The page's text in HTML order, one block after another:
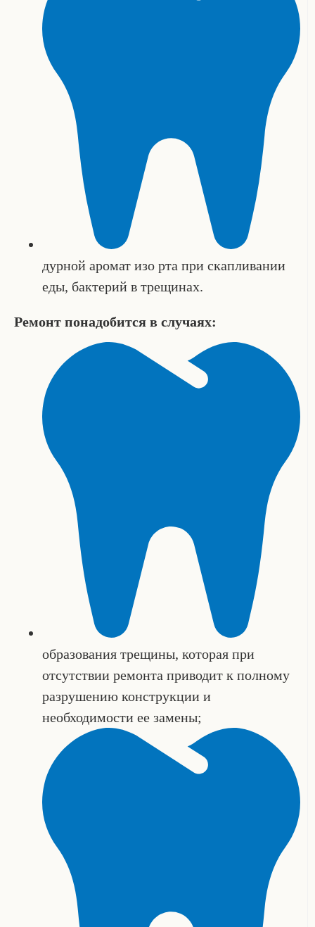
дурной аромат изо рта при скапливании
еды, бактерий в трещинах.
Ремонт понадобится в случаях:
образования трещины, которая при
отсутствии ремонта приводит к полному
разрушению конструкции и
необходимости ее замены;